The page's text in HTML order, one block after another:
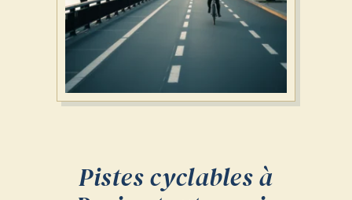
Pistes cyclables à